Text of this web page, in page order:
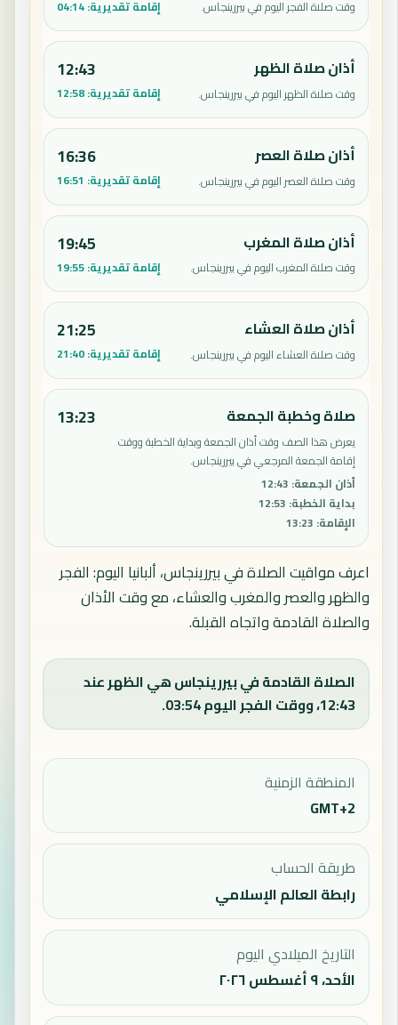
وقت صلاة الفجر اليوم في بيررينجاس. إقامة تقديرية:04:14
أذان صلاة الظهر
وقت صلاة الظهر اليوم في بيررينجاس.
12:43
إقامة تقديرية:12:58
أذان صلاة العصر
وقت صلاة العصر اليوم في بيررينجاس.
16:36
إقامة تقديرية: 16:51
أذان صلاة المغرب
وقت صلاة المغرب اليوم في بيررينجاس.
19:45
إقامة تقديرية:19:55
أذان صلاة العشاء
وقت صلاة العشاء اليوم في بيررينجاس.
21:25
إقامة تقديرية:21:40
صلاة وخطبة الجمعة
يعرض هذا الصف وقت أذان الجمعة وبداية الخطبة ووقت
إقامة الجمعة المرجعي في بيررينجاس.
أذان الجمعة:
12:43
بداية الخطبة:
12:53
الإقامة:
13:23
13:23
اعرف مواقيت الصلاة في بيررينجاس، ألبانيا اليوم: الفجر
والظهر والعصر والمغرب والعشاء، مع وقت الأذان
والصلاة القادمة واتجاه القبلة.
الصلاة القادمة في بيررينجاس هي الظهر عند
12:43، ووقت الفجر اليوم 03:54.
المنطقة الزمنية
GMT+2
طريقة الحساب
رابطة العالم الإسلامي
التاريخ الميلادي اليوم
الأحد، ٩ أغسطس ٢٠٢٦